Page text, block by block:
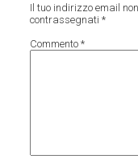
Il tuo indirizzo email
contrassegnati*
Commento*